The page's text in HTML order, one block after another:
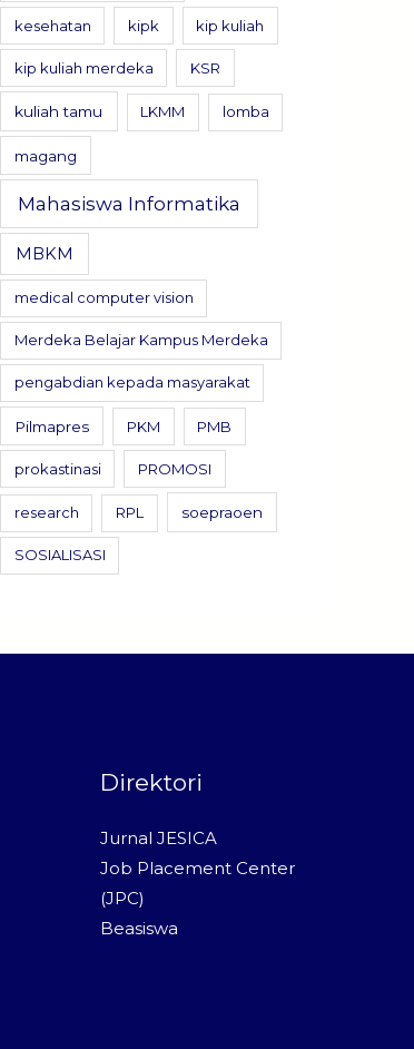
kesehatan kipk kip kuliah
kip kuliah merdeka KSR
kuliah tamu LKMM lomba
magang
Mahasiswa Informatika
MBKM
medical computer vision
Merdeka Belajar Kampus Merdeka
pengabdian kepada masyarakat
Pilmapres PKM PMB
prokastinasi PROMOSI
research RPL soepraoen
SOSIALISASI
Direktori
Jurnal JESICA
Job Placement Center
(JPC)
Beasiswa